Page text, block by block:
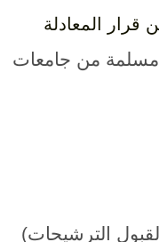
المعادلة
من جامعات
20 يونيو 2018 (وهو آخر أجل لقبول الترشيحات)